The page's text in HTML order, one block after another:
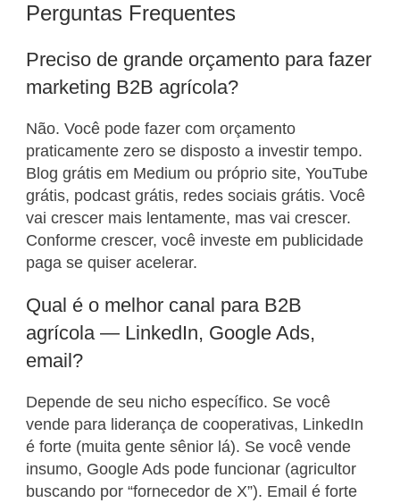
Perguntas Frequentes
Preciso de grande orçamento para fazer
marketing B2B agrícola?
Não. Você pode fazer com orçamento
praticamente zero se disposto a investir tempo.
Blog grátis em Medium ou próprio site, YouTube
grátis, podcast grátis, redes sociais grátis. Você
vai crescer mais lentamente, mas vai crescer.
Conforme crescer, você investe em publicidade
paga se quiser acelerar.
Qual é o melhor canal para B2B
agrícola — LinkedIn, Google Ads,
email?
Depende de seu nicho específico. Se você
vende para liderança de cooperativas, LinkedIn
é forte (muita gente sênior lá). Se você vende
insumo, Google Ads pode funcionar (agricultor
buscando por “fornecedor de X”). Email é forte